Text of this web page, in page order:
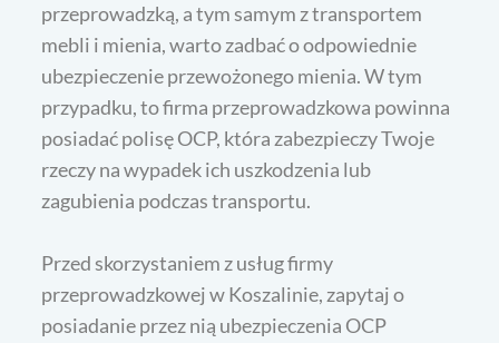
przeprowadzką, a tym samym z transportem
mebli i mienia, warto zadbać o odpowiednie
ubezpieczenie przewożonego mienia. W tym
przypadku, to firma przeprowadzkowa powinna
posiadać polisę OCP, która zabezpieczy Twoje
rzeczy na wypadek ich uszkodzenia lub
zagubienia podczas transportu.
Przed skorzystaniem z usług firmy
przeprowadzkowej w Koszalinie, zapytaj o
posiadanie przez nią ubezpieczenia OCP